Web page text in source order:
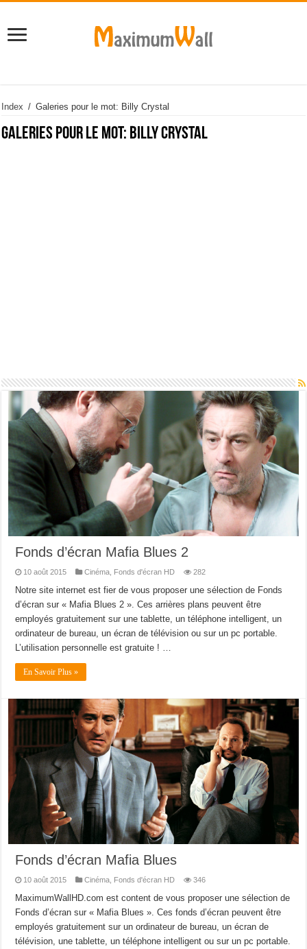
Index / Galeries pour le mot: Billy Crystal
Galeries pour le mot: Billy Crystal
Fonds d’écran Mafia Blues 2
10 août 2015 Cinéma Fonds d'écran HD 282
Notre site internet est fier de vous proposer une sélection de Fonds
d’écran sur « Mafia Blues 2 ». Ces arrières plans peuvent être
employés gratuitement sur une tablette, un téléphone intelligent, un
ordinateur de bureau, un écran de télévision ou sur un pc portable.
L’utilisation personnelle est gratuite ! …
En Savoir Plus »
Fonds d’écran Mafia Blues
10 août 2015 Cinéma Fonds d'écran HD 346
MaximumWallHD.com est content de vous proposer une sélection de
Fonds d’écran sur « Mafia Blues ». Ces fonds d’écran peuvent être
employés gratuitement sur un ordinateur de bureau, un écran de
télévision, une tablette, un téléphone intelligent ou sur un pc portable.